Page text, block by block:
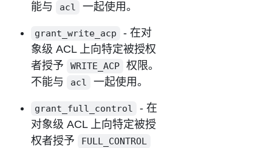
能与
acl 一起使用。
grant_write_acp
- 在对
象级 ACL 上向特定被授权
者授予
WRITE_ACP
权限。
不能与
acl 一起使用。
grant_full_control
- 在
对象级 ACL 上向特定被授
权者授予
FULL_CONTROL